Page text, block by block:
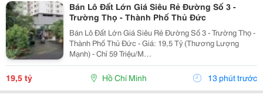
Bán Lô Đất Lớn Giá Siêu Rẻ Đường Số 3 -
Trường Thọ - Thành Phố Thủ Đức
Bán Lô Đất Lớn Giá Siêu Rẻ Đường Số 3 - Trường Thọ -
Thành Phố Thủ Đức - Giá: 19,5 Tỷ (Thương Lượng
Mạnh) - Chỉ 59 Triệu/M
&Mdash;&Mdash;&Mdash;&Mdash;&Mdash;&Mdash; -
Đường 4M, Liền Kề Chung Cư Lavita Garden, Ngay
Trung Tâm Thành Phố Thủ Đức -...
19,5 tỷ Hồ Chí Minh 13 phút trước